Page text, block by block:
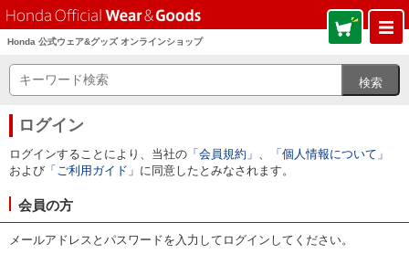
Honda 公式ウェア&グッズ オンラインショップ
ログイン
ログインすることにより、当社の 「会員規約」 、
「個人情報について」
および 「ご利用ガイド」 に同意したとみなされます。
会員の方
メールアドレスとパスワードを入力してログインしてください。